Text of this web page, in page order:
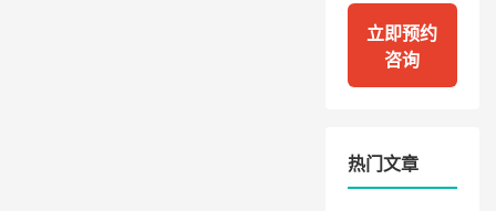
立即预约
咨询
热门文章